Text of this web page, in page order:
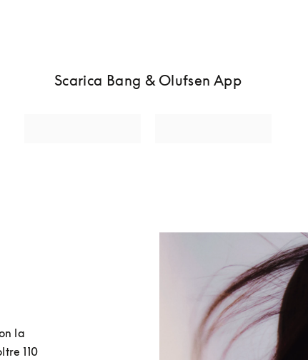
Scarica Bang & Olufsen App
la
110